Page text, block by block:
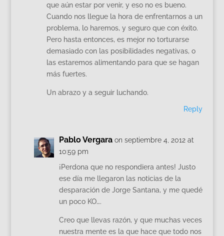
que aún estar por venir, y eso no es bueno.
Cuando nos llegue la hora de enfrentarnos a un
problema, lo haremos, y seguro que con éxito.
Pero hasta entonces, es mejor no torturarse
demasiado con las posibilidades negativas, o
las estaremos alimentando para que se hagan
más fuertes.
Un abrazo y a seguir luchando.
Reply
Pablo Vergara on septiembre 4, 2012 at
10:59 pm
¡Perdona que no respondiera antes! Justo
ese día me llegaron las noticias de la
desparación de Jorge Santana, y me quedé
un poco KO….
Creo que llevas razón, y que muchas veces
nuestra mente es la que hace que todo nos